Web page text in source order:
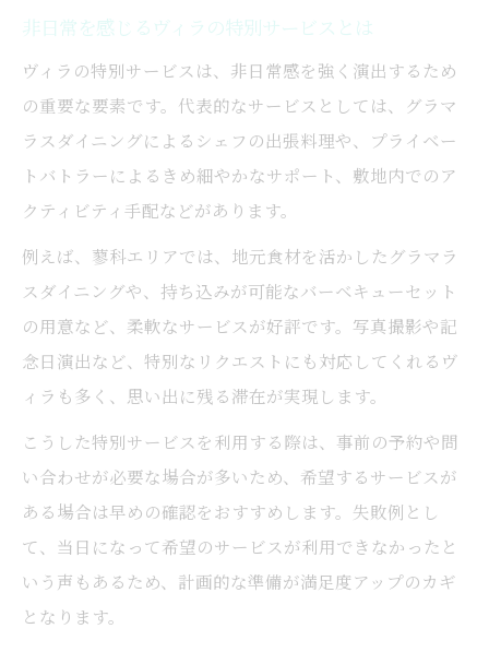
非日常を感じるヴィラの特別サービスとは
ヴィラの特別サービスは、非日常感を強く演出するため
の重要な要素です。代表的なサービスとしては、グラマ
ラスダイニングによるシェフの出張料理や、プライベー
トバトラーによるきめ細やかなサポート、敷地内でのア
クティビティ手配などがあります。
例えば、蓼科エリアでは、地元食材を活かしたグラマラ
スダイニングや、持ち込みが可能なバーベキューセット
の用意など、柔軟なサービスが好評です。写真撮影や記
念日演出など、特別なリクエストにも対応してくれるヴ
ィラも多く、思い出に残る滞在が実現します。
こうした特別サービスを利用する際は、事前の予約や問
い合わせが必要な場合が多いため、希望するサービスが
ある場合は早めの確認をおすすめします。失敗例とし
て、当日になって希望のサービスが利用できなかったと
いう声もあるため、計画的な準備が満足度アップのカギ
となります。